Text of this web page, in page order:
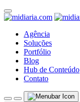
Agência
Soluções
Portfólio
Blog
Hub de Conteúdo
Contato